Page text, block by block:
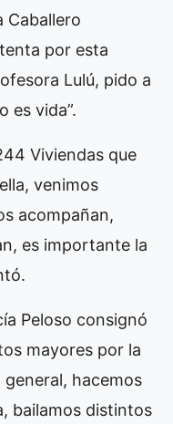
Caballero
por esta
Lulú, pido a
es vida”.
Viviendas que
venimos
acompañan,
es importante la
Peloso consignó
mayores por la
hacemos
bailamos distintos